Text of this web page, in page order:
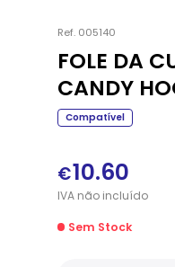
Ref. 005140
FOLE DA
CANDY
Compatível
€10.60
IVAnãoincluído
Sem Stock